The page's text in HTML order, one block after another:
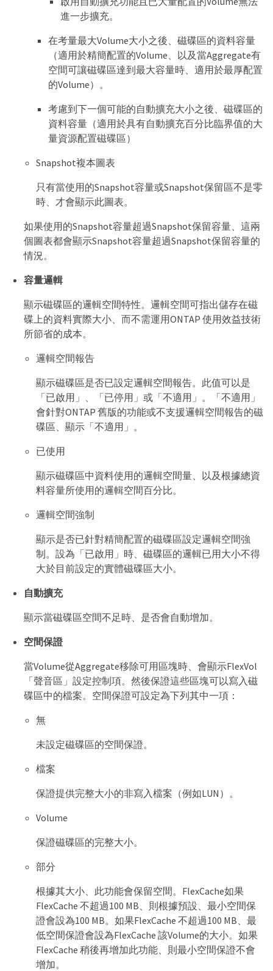
進一步擴充。
在考量最大Volume大小之後、磁碟區的資料容量
（適用於精簡配置的Volume、以及當Aggregate有
空間可讓磁碟區達到最大容量時、適用於最厚配置
的Volume）。
考慮到下一個可能的自動擴充大小之後、磁碟區的
資料容量（適用於具有自動擴充百分比臨界值的大
量資源配置磁碟區）
Snapshot複本圖表
只有當使用的Snapshot容量或Snapshot保留區不是零
時、才會顯示此圖表。
如果使用的Snapshot容量超過Snapshot保留容量、這兩
個圖表都會顯示Snapshot容量超過Snapshot保留容量的
情況。
容量邏輯
顯示磁碟區的邏輯空間特性。邏輯空間可指出儲存在磁
碟上的資料實際大小、而不需運用ONTAP 使用效益技術
所節省的成本。
邏輯空間報告
顯示磁碟區是否已設定邏輯空間報告。此值可以是
「已啟用」、「已停用」或「不適用」。「不適用」
會針對ONTAP 舊版的功能或不支援邏輯空間報告的磁
碟區、顯示「不適用」。
已使用
顯示磁碟區中資料使用的邏輯空間量、以及根據總資
料容量所使用的邏輯空間百分比。
邏輯空間強制
顯示是否已針對精簡配置的磁碟區設定邏輯空間強
制。設為「已啟用」時、磁碟區的邏輯已用大小不得
大於目前設定的實體磁碟區大小。
自動擴充
顯示當磁碟區空間不足時、是否會自動增加。
空間保證
當Volume從Aggregate移除可用區塊時、會顯示FlexVol
「聲音區」設定控制項。然後保證這些區塊可以寫入磁
碟區中的檔案。空間保證可設定為下列其中一項：
無
未設定磁碟區的空間保證。
檔案
保證提供完整大小的非寫入檔案（例如LUN）。
Volume
保證磁碟區的完整大小。
部分
根據其大小、此功能會保留空間。FlexCache如果
FlexCache 不超過100 MB、則根據預設、最小空間保
證會設為100 MB。如果FlexCache 不超過100 MB、最
低空間保證會設為FlexCache 該Volume的大小。如果
FlexCache 稍後再增加此功能、則最小空間保證不會
增加。